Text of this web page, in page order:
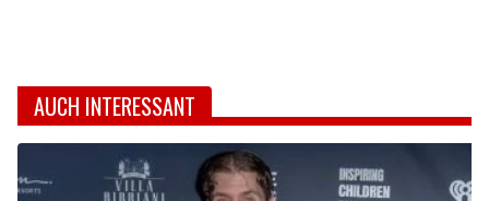
AUCH INTERESSANT